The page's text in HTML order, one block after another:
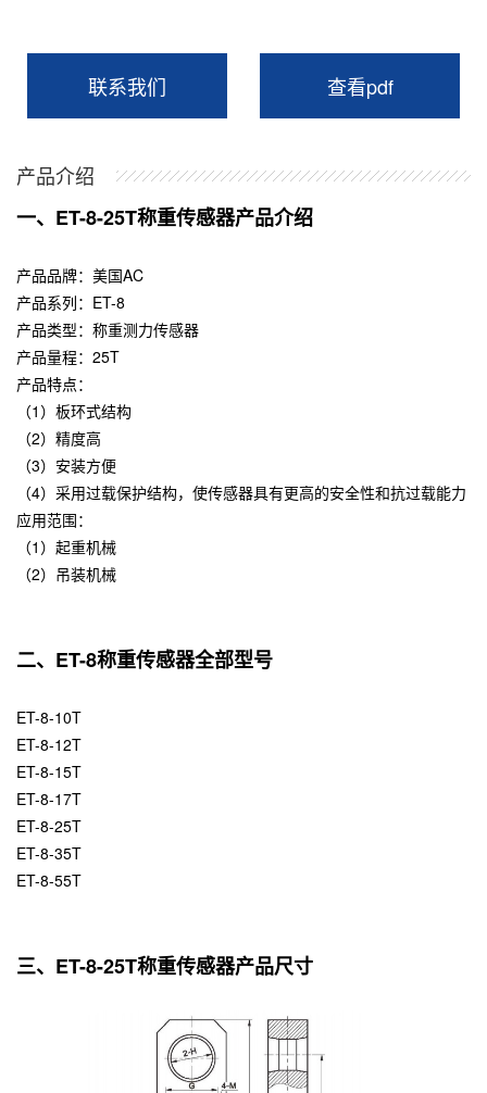
联系我们 查看pdf
产品介绍
一、ET-8-25T称重传感器产品介绍
产品品牌： 美国AC
产品系列：ET-8
产品类型：称重测力传感器
产品量程：25T
产品特点：
（1）板环式结构
（2）精度高
（3）安装方便
（4）采用过载保护结构，使传感器具有更高的安全性和抗过载能力
应用范围：
（1）起重机械
（2）吊装机械
二、ET-8称重传感器全部型号
ET-8-10T
ET-8-12T
ET-8-15T
ET-8-17T
ET-8-25T
ET-8-35T
ET-8-55T
三、ET-8-25T称重传感器产品尺寸